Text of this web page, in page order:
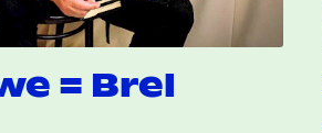
= Brel